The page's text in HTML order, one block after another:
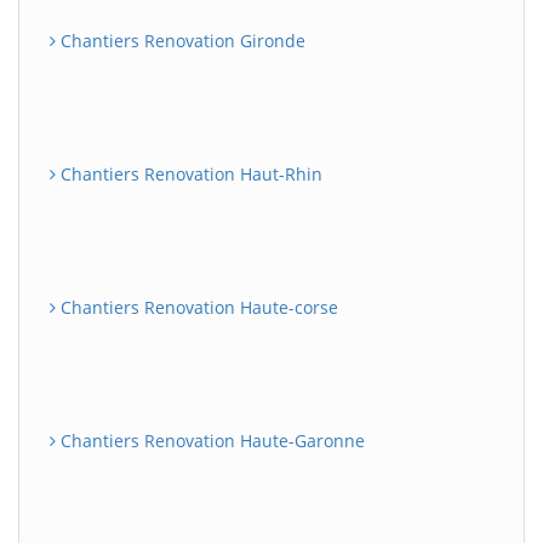
Chantiers Renovation Gironde
Chantiers Renovation Haut-Rhin
Chantiers Renovation Haute-corse
Chantiers Renovation Haute-Garonne